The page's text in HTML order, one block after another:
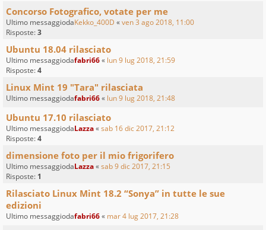
Concorso Fotografico, votate per me
Ultimo messaggiodaKekko_400D «ven 3 ago 2018, 11:00
Risposte:3
Ubuntu 18.04 rilasciato
Ultimo messaggiodafabri66« lun 9 lug 2018, 21:59
Risposte:4
Linux Mint 19 "Tara" rilasciata
Ultimo messaggiodafabri66« lun 9 lug 2018, 21:48
Ubuntu 17.10 rilasciato
Ultimo messaggiodaLazza«sab 16 dic 2017, 21:12
Risposte:4
dimensione foto per il mio frigorifero
Ultimo messaggiodaLazza«sab 9 dic 2017, 21:15
Risposte: 1
Rilasciato Linux Mint 18.2 “Sonya” in tutte le sue
edizioni
Ultimo messaggiodafabri66« mar 4 lug 2017, 21:28